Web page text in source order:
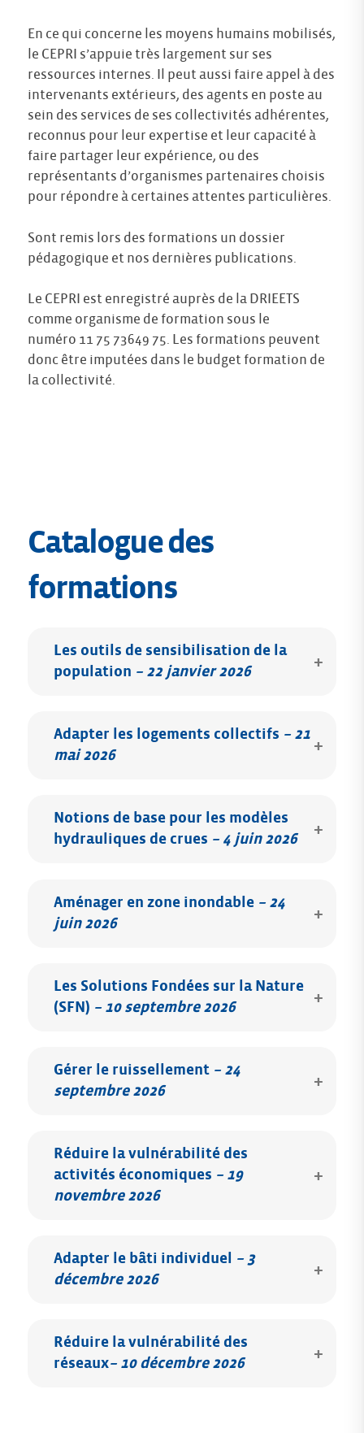
En ce qui concerne les moyens humains mobilisés,
le CEPRI s’appuie très largement sur ses
ressources internes. Il peut aussi faire appel à des
intervenants extérieurs, des agents en poste au
sein des services de ses collectivités adhérentes,
reconnus pour leur expertise et leur capacité à
faire partager leur expérience, ou des
représentants d’organismes partenaires choisis
pour répondre à certaines attentes particulières.
Sont remis lors des formations un dossier
pédagogique et nos dernières publications.
Le CEPRI est enregistré auprès de la DRIEETS
comme organisme de formation sous le
numéro 11 75 73649 75. Les formations peuvent
donc être imputées dans le budget formation de
la collectivité.
Catalogue des
formations
Les outils de sensibilisation de la
population – 22 janvier 2026
Adapter les logements collectifs – 21
mai 2026
Notions de base pour les modèles
hydrauliques de crues – 4 juin 2026
Aménager en zone inondable – 24
juin 2026
Les Solutions Fondées sur la Nature
(SFN) – 10 septembre 2026
Gérer le ruissellement – 24
septembre 2026
Réduire la vulnérabilité des
activités économiques – 19
novembre 2026
Adapter le bâti individuel – 3
décembre 2026
Réduire la vulnérabilité des
réseaux– 10 décembre 2026